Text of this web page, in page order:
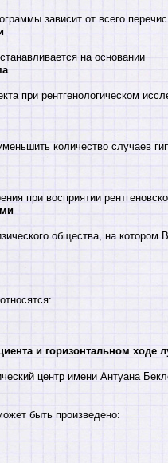
зависит от всего
на основании
при рентгенологическом
количество случаев
при восприятии
общества, на
и горизонтальном ходе
центр имени Антуана
быть произведено: